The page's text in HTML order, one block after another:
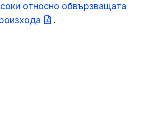
относно обвързващата
.